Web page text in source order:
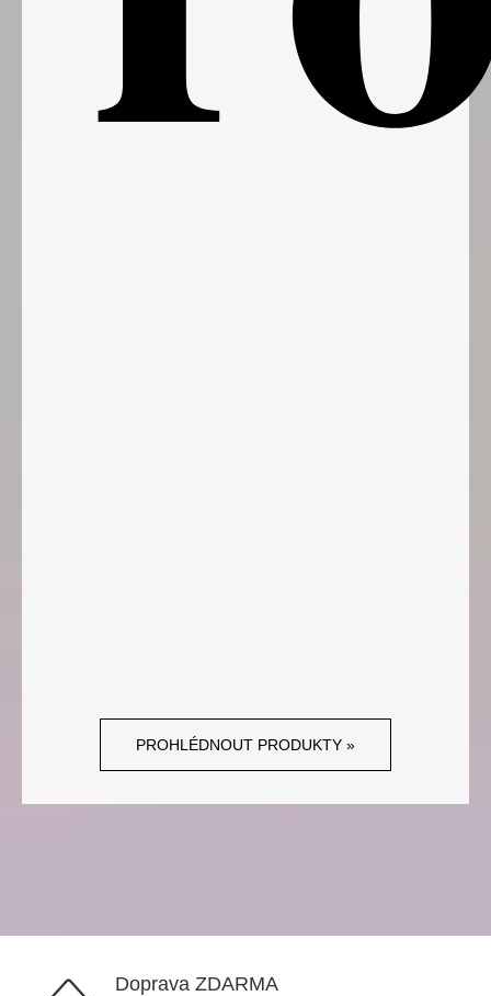
PROHLÉDNOUT PRODUKTY »
Doprava ZDARMA